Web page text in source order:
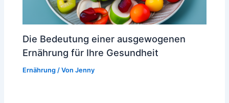
Die Bedeutung einer ausgewogenen
Ernährung für Ihre Gesundheit
Ernährung / VonJenny